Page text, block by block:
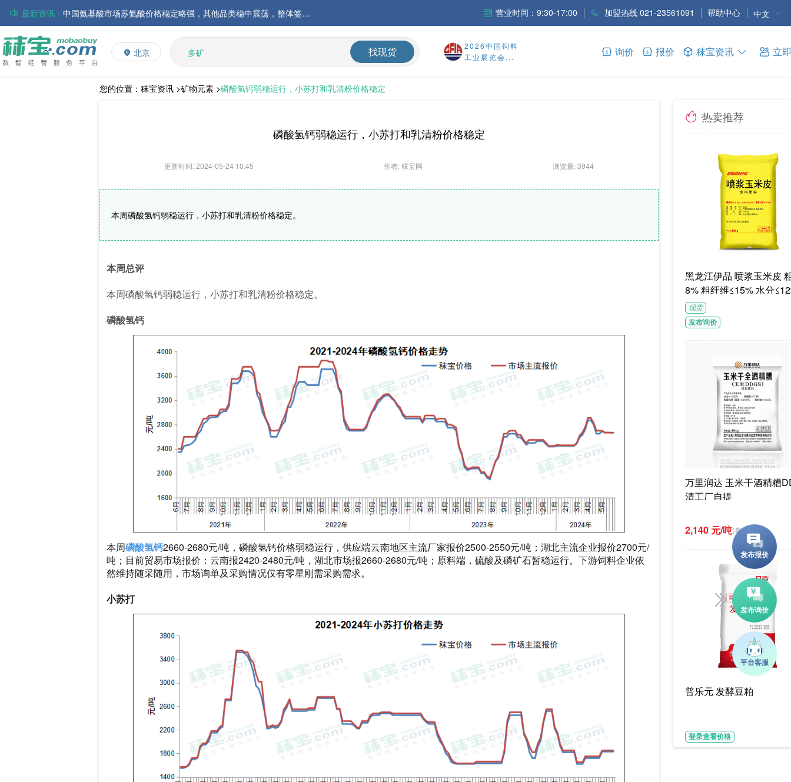
最新资讯：
中国氨基酸市场苏氨酸价格稳定略强，其他品类稳中震荡，整体签单清淡；欧洲物流成本进一步上升
磷酸氢钙市场行情走弱；小苏打和乳清粉市场价格稳定运行
帝斯曼-芬美意发布2026年上半年业绩
巴斯夫集团发布2026年第二季度财务报告
丸红株式会社发布截至2026年6月30日前3个月的合并财务报告
住友化学公布2026财年第一季度业绩
营业时间：9:30-17:00 加盟热线 021-23561091 帮助中心 中文
北京
L-赖氨酸硫酸盐
多维
多矿
维生素
饲料添加剂
找现货
2026中国饲料
工业展览会...
询价 报价 秣宝资讯 立
您的位置： 秣宝资讯 >矿物元素 >磷酸氢钙弱稳运行，小苏打和乳清粉价格稳定
磷酸氢钙弱稳运行，小苏打和乳清粉价格稳定
更新时间: 2024-05-24 10:45 作者: 秣宝网 浏览量: 3944
本周磷酸氢钙弱稳运行，小苏打和乳清粉价格稳定。
本周总评
本周磷酸氢钙弱稳运行，小苏打和乳清粉价格稳定。
磷酸氢钙
本周磷酸氢钙2660-2680元/吨，磷酸氢钙价格弱稳运行，供应端云南地区主流厂家报价2500-2550元/吨；湖北主流企业报价2700元/
吨；目前贸易市场报价：云南报2420-2480元/吨，湖北市场报2660-2680元/吨；原料端，硫酸及磷矿石暂稳运行。下游饲料企业依
然维持随采随用，市场询单及采购情况仅有零星刚需采购需求。
小苏打
热卖推荐
黑龙江伊品 喷浆玉米皮 粗蛋白≥1
8% 粗纤维≤15% 水分
G/袋饲料级褐色或浅褐
体
现货
发布询价
万里润达 玉米干酒精糟
清工厂自提
2,140 元/吨(参考价)
普乐元 发酵豆粕
登录查看价格